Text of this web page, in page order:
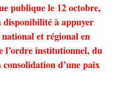
publique le 12 octobre,
disponibilité à appuyer
et régional en
l’ordre institutionnel, du
d’une paix